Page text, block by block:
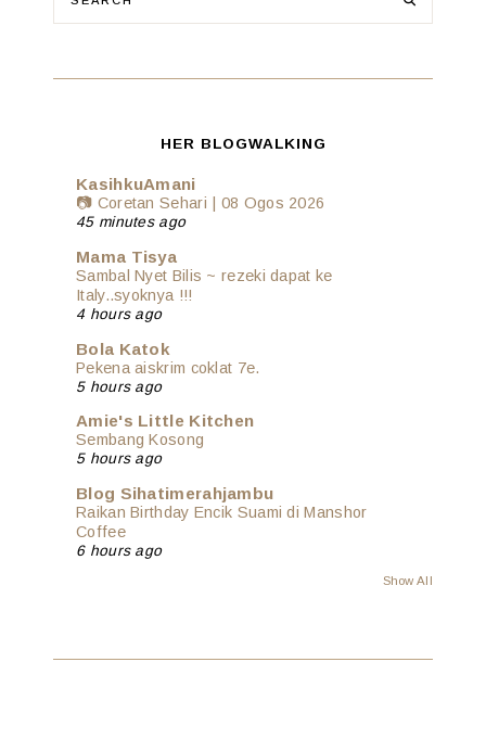
HER BLOGWALKING
KasihkuAmani
📷 Coretan Sehari | 08 Ogos 2026
45 minutes ago
Mama Tisya
Sambal Nyet Bilis ~ rezeki dapat ke
Italy..syoknya !!!
4 hours ago
Bola Katok
Pekena aiskrim coklat 7e.
5 hours ago
Amie's Little Kitchen
Sembang Kosong
5 hours ago
Blog Sihatimerahjambu
Raikan Birthday Encik Suami di Manshor
Coffee
6 hours ago
Show All